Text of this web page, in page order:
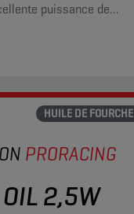
puissance de
HUILE DE FOURCHE
PRORACING
2,5W